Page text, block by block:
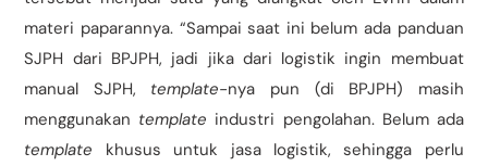
materi paparannya. “Sampai saat ini belum ada panduan
SJPH dari BPJPH, jadi jika dari logistik ingin membuat
manual SJPH, template-nya pun (di BPJPH) masih
menggunakan template industri pengolahan. Belum ada
template khusus untuk jasa logistik, sehingga perlu